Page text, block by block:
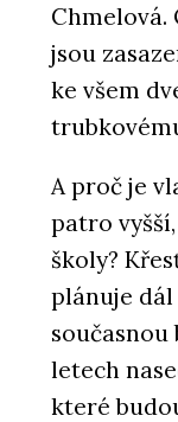
Chmelová.
jsou
ke všem
A proč je
patro
školy?
plánuje dál
současnou
letech
které